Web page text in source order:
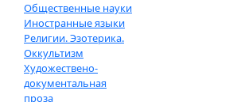
Общественные науки
Иностранные языки
Религии. Эзотерика.
Оккультизм
Художествено-
документальная
проза